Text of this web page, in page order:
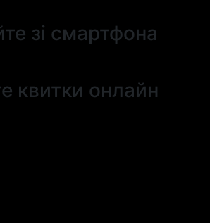
зі смартфона
квитки онлайн